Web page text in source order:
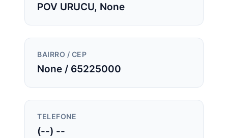
POV URUCU, None
BAIRRO / CEP
None / 65225000
TELEFONE
(--) --